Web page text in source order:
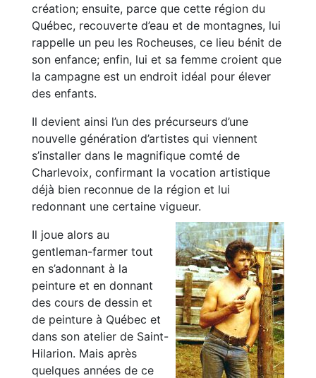
création; ensuite, parce que cette région du
Québec, recouverte d’eau et de montagnes, lui
rappelle un peu les Rocheuses, ce lieu bénit de
son enfance; enfin, lui et sa femme croient que
la campagne est un endroit idéal pour élever
des enfants.
Il devient ainsi l’un des précurseurs d’une
nouvelle génération d’artistes qui viennent
s’installer dans le magnifique comté de
Charlevoix, confirmant la vocation artistique
déjà bien reconnue de la région et lui
redonnant une certaine vigueur.
Il joue alors au
gentleman-farmer tout
en s’adonnant à la
peinture et en donnant
des cours de dessin et
de peinture à Québec et
dans son atelier de Saint-
Hilarion. Mais après
quelques années de ce